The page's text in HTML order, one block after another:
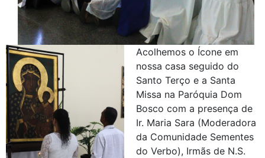
Acolhemos o Ícone em
nossa casa seguido do
Santo Terço e a Santa
Missa na Paróquia Dom
Bosco com a presença de
Ir. Maria Sara (Moderadora
da Comunidade Sementes
do Verbo), Irmãs de N.S.